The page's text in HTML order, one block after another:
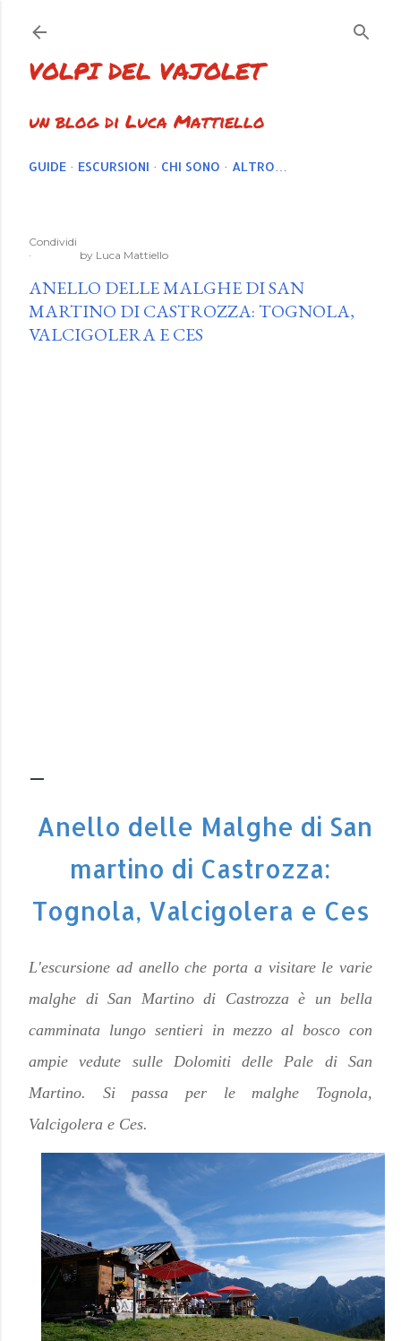
VOLPI DEL VAJOLET
un blog di Luca Mattiello
GUIDE ESCURSIONI CHI SONO ALTRO…
Condividi
by Luca Mattiello
ANELLO DELLE MALGHE DI SAN
MARTINO DI CASTROZZA: TOGNOLA,
VALCIGOLERA E CES
Anello delle Malghe di San
martino di Castrozza:
Tognola, Valcigolera e Ces
L'escursione ad anello che porta a visitare le varie
malghe di San Martino di Castrozza è un bella
camminata lungo sentieri in mezzo al bosco con
ampie vedute sulle Dolomiti delle Pale di San
Martino. Si passa per le malghe Tognola,
Valcigolera e Ces.